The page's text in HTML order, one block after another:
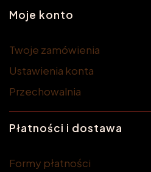
Moje konto
Twoje zamówienia
Ustawienia konta
Przechowalnia
Płatności i dostawa
Formy płatności